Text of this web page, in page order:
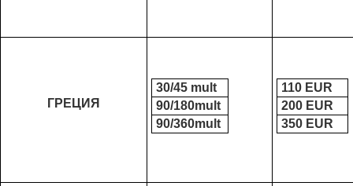
ГРЕЦИЯ
30/45 mult
90/180mult
90/360mult
110 ЕUR
200 ЕUR
350 ЕUR